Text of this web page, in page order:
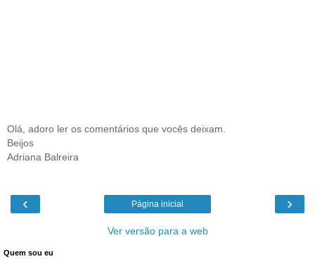
Olá, adoro ler os comentários que vocês deixam.
Beijos
Adriana Balreira
‹ ›
Página inicial
Ver versão para a web
Quem sou eu